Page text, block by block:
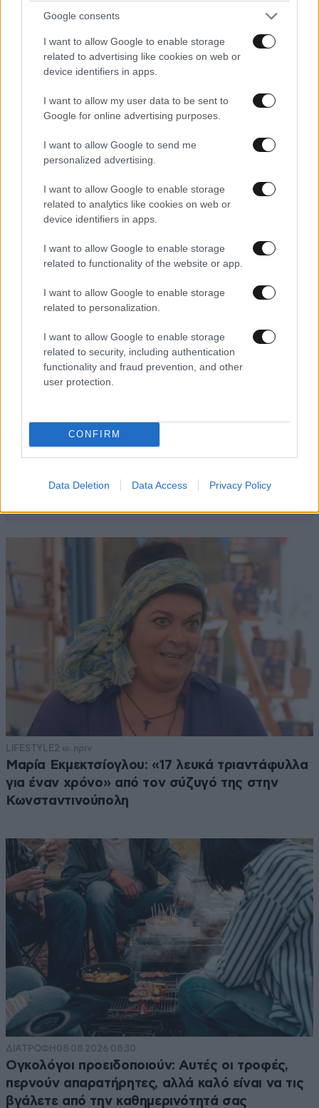
Google consents
I want to allow Google to enable storage
related to advertising like cookies on web or
device identifiers in apps.
I want to allow my user data to be sent to
Google for online advertising purposes.
I want to allow Google to send me
personalized advertising.
I want to allow Google to enable storage
related to analytics like cookies on web or
device identifiers in apps.
I want to allow Google to enable storage
related to functionality of the website or app.
I want to allow Google to enable storage
related to personalization.
I want to allow Google to enable storage
related to security, including authentication
functionality and fraud prevention, and other
user protection.
CONFIRM
Data Deletion Data Access Privacy Policy
LIFESTYLE 2 ω. πριν
Μαρία Εκμεκτσίογλου: «17 λευκά τριαντάφυλλα
για έναν χρόνο» από τον σύζυγό της στην
Κωνσταντινούπολη
ΔΙΑΤΡΟΦΗ 08·08·2026 08:30
Ογκολόγοι προειδοποιούν: Αυτές οι τροφές,
περνούν απαρατήρητες, αλλά καλό είναι να τις
βγάλετε από την καθημερινότητά σας